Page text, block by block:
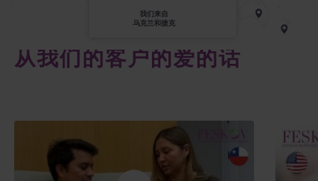
我们来自
乌克兰和捷克
从我们的客户的爱的话